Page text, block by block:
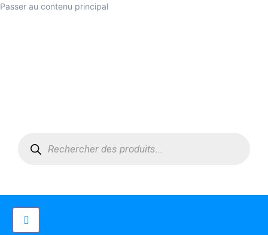
Passer au contenu principal